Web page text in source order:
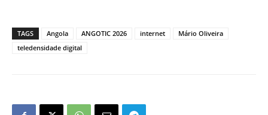
TAGS Angola ANGOTIC 2026 internet
Mário Oliveira
teledensidade digital